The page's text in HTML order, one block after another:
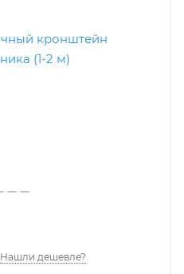
Нашли дешевле?